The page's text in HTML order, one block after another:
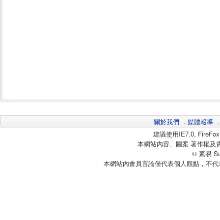
關於我們 ． 媒體報導
建議使用IE7.0,
本網站內容、圖案 著作權及
© 素易
本網站內會員言論僅代表個人觀點，不